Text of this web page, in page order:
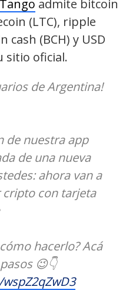
admite bitcoin
(LTC), ripple
cash (BCH) y USD
sitio oficial.
de Argentina!
de nuestra app
de una nueva
ahora van a
con tarjeta
hacerlo? Acá
😉👇